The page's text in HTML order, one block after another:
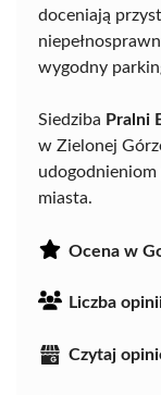
doceniają
wygodny
Siedziba Pralni
w Zielonej
udogodnieniom
miasta.
Ocena w
Liczba
Czytaj